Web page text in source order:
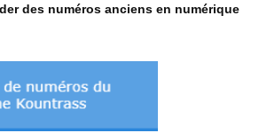
des numéros anciens en numérique